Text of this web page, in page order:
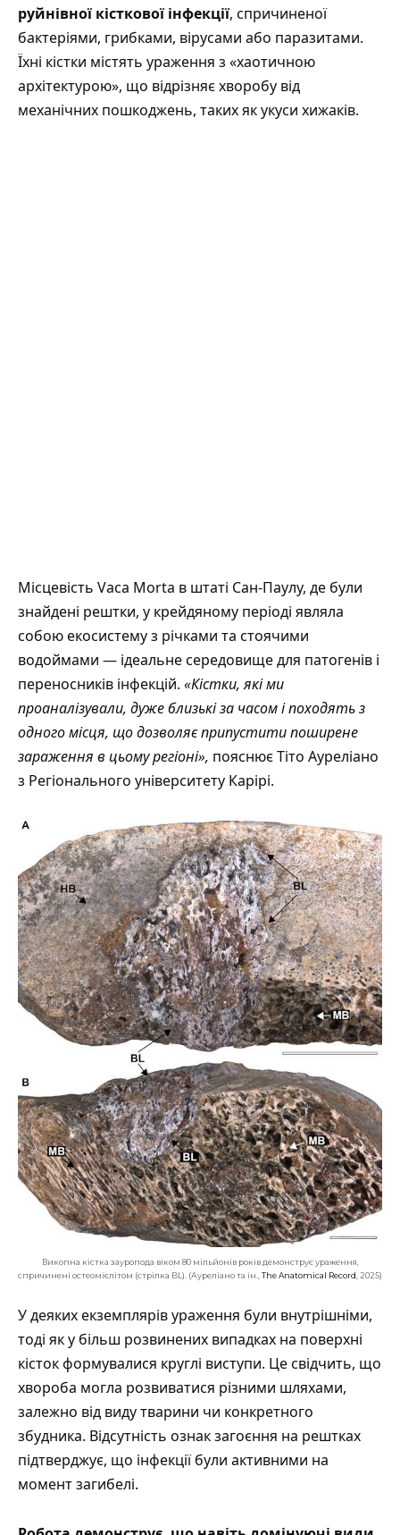
руйнівної кісткової інфекції, спричиненої
бактеріями, грибками, вірусами або паразитами.
Їхні кістки містять ураження з «хаотичною
архітектурою», що відрізняє хворобу від
механічних пошкоджень, таких як укуси хижаків.
Місцевість Vaca Morta в штаті Сан-Паулу, де були
знайдені рештки, у крейдяному періоді являла
собою екосистему з річками та стоячими
водоймами — ідеальне середовище для патогенів і
переносників інфекцій. «Кістки, які ми
проаналізували, дуже близькі за часом і походять з
одного місця, що дозволяє припустити поширене
зараження в цьому регіоні», пояснює Тіто Ауреліано
з Регіонального університету Карірі.
Викопна кістка зауропода віком 80 мільйонів років демонструє ураження,
спричинені остеомієлітом (стрілка BL). (Ауреліано та ін.,The Anatomical Record, 2025)
У деяких екземплярів ураження були внутрішніми,
тоді як у більш розвинених випадках на поверхні
кісток формувалися круглі виступи. Це свідчить, що
хвороба могла розвиватися різними шляхами,
залежно від виду тварини чи конкретного
збудника. Відсутність ознак загоєння на рештках
підтверджує, що інфекції були активними на
момент загибелі.